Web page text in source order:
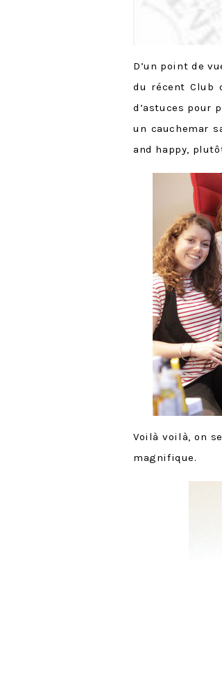
D’un point de
du récent Club
d’astuces pour
un cauchemar
and happy,
Voilà voilà, on
magnifique.